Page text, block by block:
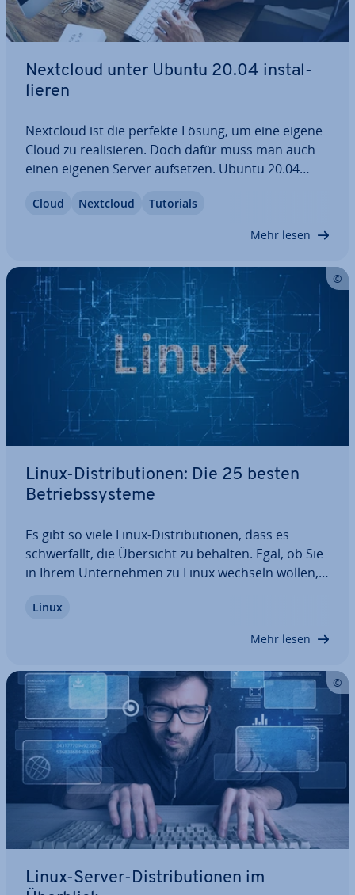
Nextcloud unter Ubuntu 20.04 in­stal­
lie­ren
Nextcloud ist die perfekte Lösung, um eine eigene
Cloud zu rea­li­sie­ren. Doch dafür muss man auch
einen eigenen Server aufsetzen. Ubuntu 20.04
bungs­lo­sen Einsatz. Die In­stal­la­ti­on auf dem Be­
Cloud Nextcloud Tutorials
Mehr lesen
Linux-Dis­tri­bu­tio­nen: Die 25 besten
Be­triebs­sys­te­me
Es gibt so viele Linux-Dis­tri­bu­tio­nen, dass es
schwer­fällt, die Übersicht zu behalten. Egal, ob Sie
in Ihrem Un­ter­neh­men zu Linux wechseln wollen,
oder als Profi nach einem neuen Be­triebs­sys­tem
Linux
Mehr lesen
Linux-Server-Dis­tri­bu­tio­nen im